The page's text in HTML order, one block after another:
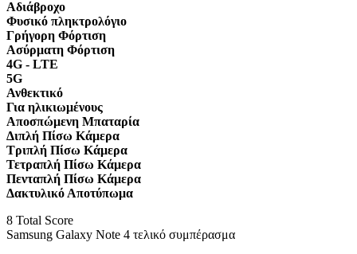
Αδιάβροχο
Φυσικό πληκτρολόγιο
Γρήγορη Φόρτιση
Ασύρματη Φόρτιση
4G - LTE
5G
Ανθεκτικό
Για ηλικιωμένους
Αποσπώμενη Μπαταρία
Διπλή Πίσω Κάμερα
Τριπλή Πίσω Κάμερα
Τετραπλή Πίσω Κάμερα
Πενταπλή Πίσω Κάμερα
Δακτυλικό Αποτύπωμα
8 Total Score
Samsung Galaxy Note 4 τελικό συμπέρασμα